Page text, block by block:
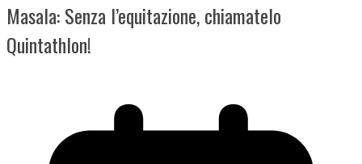
Masala: Senza l’equitazione, chiamatelo
Quintathlon!